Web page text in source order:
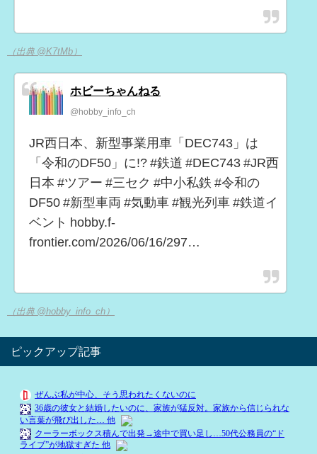
（出典 @K7tMb）
ホビーちゃんねる
@hobby_info_ch
JR西日本、新型事業用車「DEC743」は
「令和のDF50」に!? #鉄道 #DEC743 #JR西
日本 #ツアー #三セク #中小私鉄 #令和の
DF50 #新型車両 #気動車 #観光列車 #鉄道イ
ベント hobby.f-
frontier.com/2026/06/16/297…
（出典 @hobby_info_ch）
ピックアップ記事